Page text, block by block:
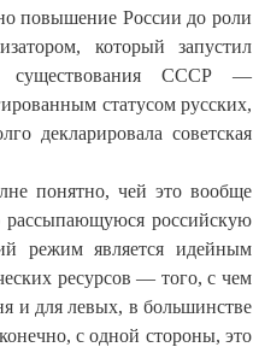
повышение России до роли
который запустил
существования СССР —
статусом русских,
декларировала советская
понятно, чей это вообще
рассыпающуюся российскую
режим является идейным
ресурсов — того, с чем
и для левых, в большинстве
с одной стороны, это